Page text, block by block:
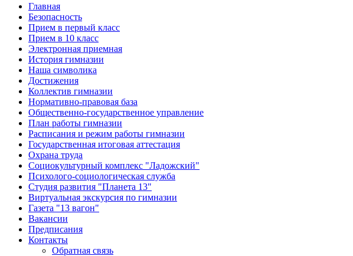
Главная
Безопасность
Прием в первый класс
Прием в 10 класс
Электронная приемная
История гимназии
Наша символика
Достижения
Коллектив гимназии
Нормативно-правовая база
Общественно-государственное управление
План работы гимназии
Расписания и режим работы гимназии
Государственная итоговая аттестация
Охрана труда
Социокультурный комплекс "Ладожский"
Психолого-социологическая служба
Студия развития "Планета 13"
Виртуальная экскурсия по гимназии
Газета "13 вагон"
Вакансии
Предписания
Контакты
Обратная связь